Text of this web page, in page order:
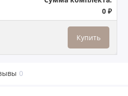
0 ₽
Купить
0